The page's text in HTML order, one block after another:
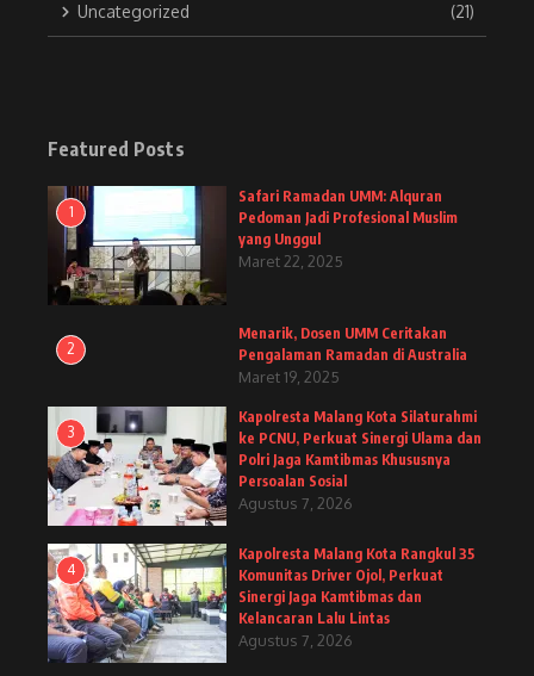
Uncategorized (21)
Featured Posts
1
Safari Ramadan UMM: Alquran
Pedoman Jadi Profesional Muslim
yang Unggul
Maret 22, 2025
2
Menarik, Dosen UMM Ceritakan
Pengalaman Ramadan di Australia
Maret 19, 2025
3
Kapolresta Malang Kota Silaturahmi
ke PCNU, Perkuat Sinergi Ulama dan
Polri Jaga Kamtibmas Khususnya
Persoalan Sosial
Agustus 7, 2026
4
Kapolresta Malang Kota Rangkul 35
Komunitas Driver Ojol, Perkuat
Sinergi Jaga Kamtibmas dan
Kelancaran Lalu Lintas
Agustus 7, 2026